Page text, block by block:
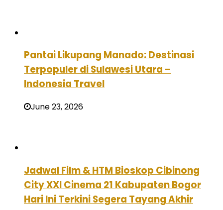
Pantai Likupang Manado: Destinasi
Terpopuler di Sulawesi Utara –
Indonesia Travel
June 23, 2026
Jadwal Film & HTM Bioskop Cibinong
City XXI Cinema 21 Kabupaten Bogor
Hari Ini Terkini Segera Tayang Akhir